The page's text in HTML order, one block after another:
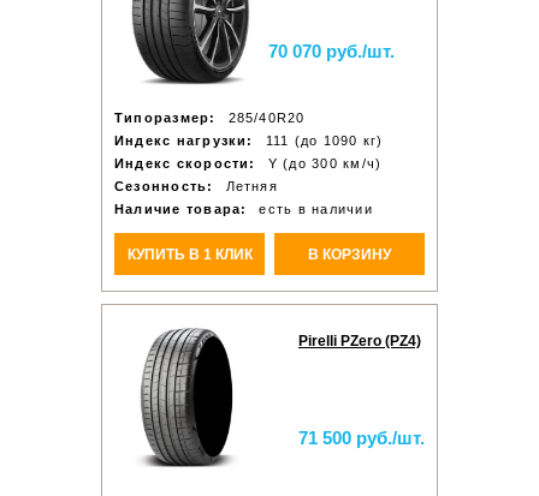
70 070 руб./шт.
Типоразмер:
285/40R20
Индекс нагрузки:
111 (до 1090 кг)
Индекс скорости:
Y (до 300 км/ч)
Сезонность:
Летняя
Наличие товара:
есть в наличии
КУПИТЬ В 1 КЛИК В КОРЗИНУ
Pirelli PZero (PZ4)
71 500 руб./шт.